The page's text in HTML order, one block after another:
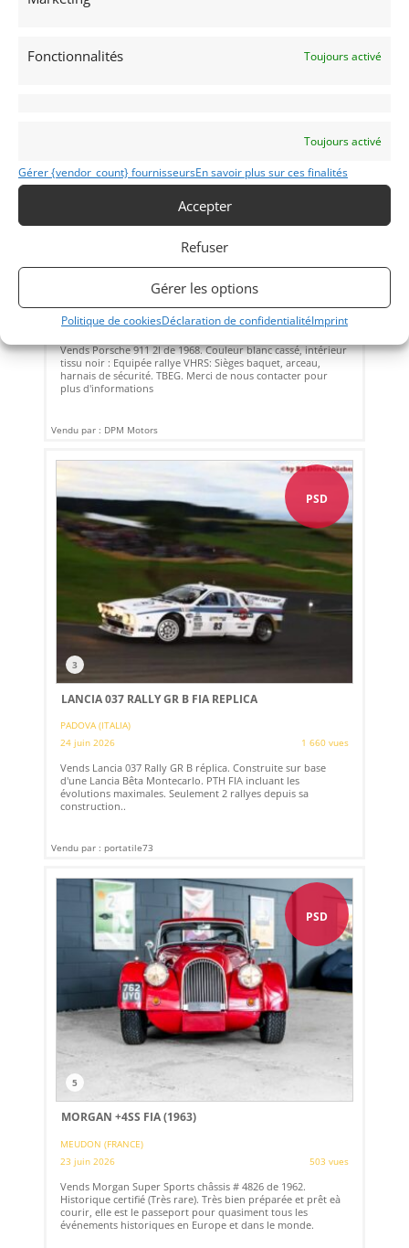
Fonctionnalités Toujours activé
Toujours activé
Gérer {vendor_count} fournisseursEn savoir plus sur ces finalités
Accepter
Refuser
Gérer les options
Politique de cookiesDéclaration de confidentialitéImprint
Vendu par : Orhès Racing
PORSCHE 911 2L (1968)
MONACO (MONACO)
25 juin 2026
3 087 vues
Vends Porsche 911 2l de 1968. Couleur blanc cassé, intérieur
tissu noir : Equipée rallye VHRS: Sièges baquet, arceau,
harnais de sécurité. TBEG. Merci de nous contacter pour
plus d'informations
Vendu par : DPM Motors
PSD
3
LANCIA 037 RALLY GR B FIA REPLICA
PADOVA (ITALIA)
24 juin 2026
1 660 vues
Vends Lancia 037 Rally GR B réplica. Construite sur base
d'une Lancia Bêta Montecarlo. PTH FIA ​​incluant les
évolutions maximales. Seulement 2 rallyes depuis sa
construction..
Vendu par : portatile73
PSD
5
MORGAN +4SS FIA (1963)
MEUDON (FRANCE)
23 juin 2026
503 vues
Vends Morgan Super Sports châssis # 4826 de 1962.
Historique certifié (Très rare). Très bien préparée et prêt eà
courir, elle est le passeport pour quasiment tous les
événements historiques en Europe et dans le monde.